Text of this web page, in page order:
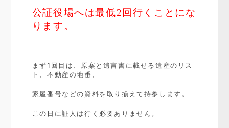
公証役場へは最低2回行くことにな
ります。
まず1回目は、原案と遺言書に載せる遺産のリス
ト、不動産の地番、
家屋番号などの資料を取り揃えて持参します。
この日に証人は行く必要ありません。